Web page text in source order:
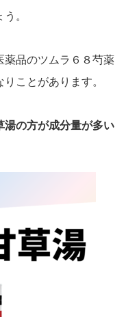
。
薬品のツムラ６８芍薬
ことがあります。
湯の方が成分量が多い